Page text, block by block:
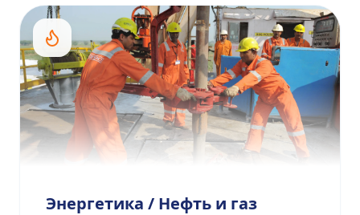
Энергетика / Нефть и газ